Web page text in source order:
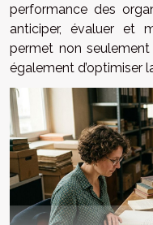
performance des
anticiper, évaluer et
permet non
également d’optimiser